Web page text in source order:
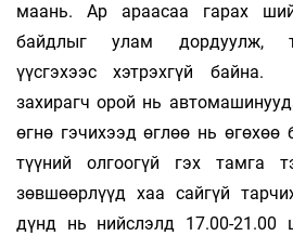
маань. Ар араасаа гарах
байдлыг улам дордуулж,
үүсгэхээс хэтрэхгүй байна.
захирагч орой нь
өгнө гэчихээд өглөө нь өгөхөө
түүний олгоогүй гэх тамга
зөвшөөрлүүд хаа сайгүй
дүнд нь нийслэлд 17.00-21.00